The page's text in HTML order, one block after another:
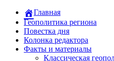
Главная
Геополитика региона
Повестка дня
Колонка редактора
Факты и материалы
Классическая